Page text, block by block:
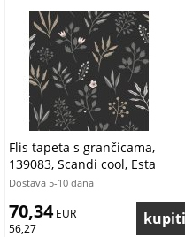
Žuta
Flis tapeta s grančicama,
139083, Scandi cool, Esta
Dostava 5-10 dana
70,34 EUR
56,27